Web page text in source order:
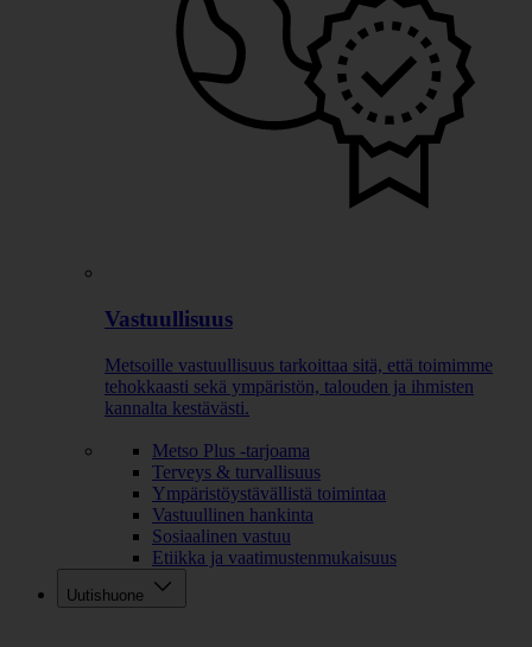
Vastuullisuus
Metsoille vastuullisuus tarkoittaa sitä, että toimimme
tehokkaasti sekä ympäristön, talouden ja ihmisten
kannalta kestävästi.
Metso Plus -tarjoama
Terveys & turvallisuus
Ympäristöystävällistä toimintaa
Vastuullinen hankinta
Sosiaalinen vastuu
Etiikka ja vaatimustenmukaisuus
Uutishuone